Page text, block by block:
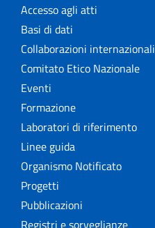
Accesso agli atti
Basi di dati
Collaborazioni internazionali
Comitato Etico Nazionale
Eventi
Formazione
Laboratori di riferimento
Linee guida
Organismo Notificato
Progetti
Pubblicazioni
Registri e sorveglianze